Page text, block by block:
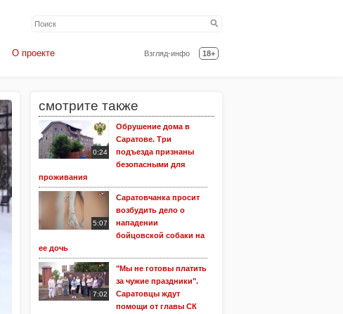
Взгляд-инфо 18+
О проекте
смотрите также
0:24
Обрушение дома в
Саратове. Три
подъезда признаны
безопасными для
проживания
5:07
Саратовчанка просит
возбудить дело о
нападении
бойцовской собаки на
ее дочь
7:02
"Мы не готовы платить
за чужие праздники".
Саратовцы ждут
помощи от главы СК